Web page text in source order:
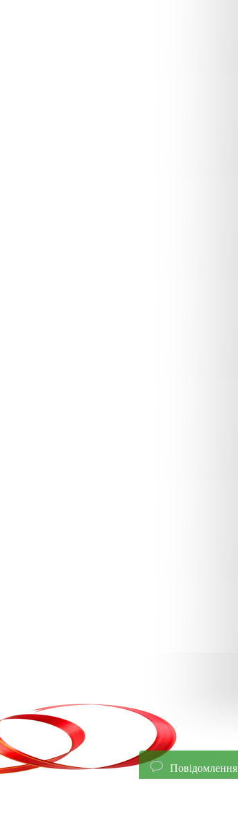
Повідомлення